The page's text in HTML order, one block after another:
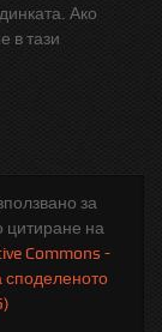
Ако
в тази
за
цитиране на
Commons -